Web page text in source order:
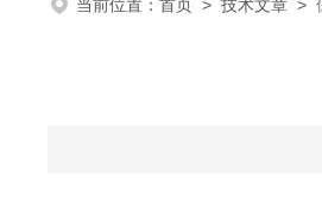
当前位置： 首页 > 技术文章 >